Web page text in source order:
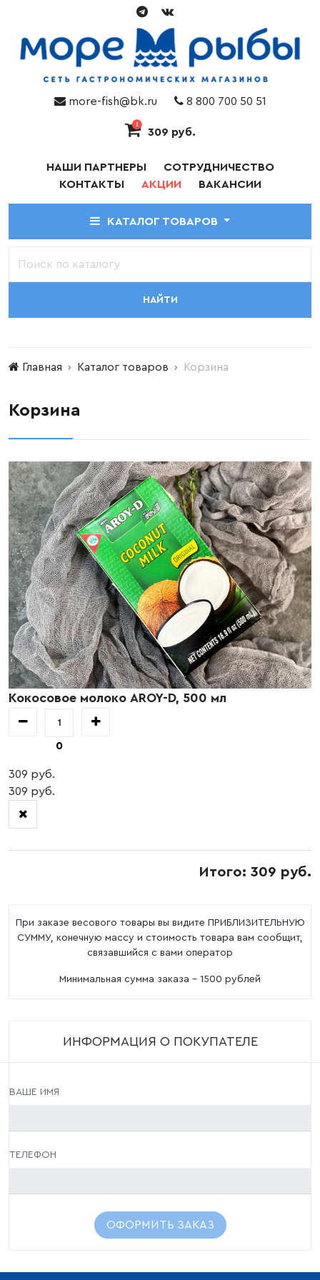
more-fish@bk.ru 8 800 700 50 51
1
309 руб.
НАШИ ПАРТНЕРЫ
СОТРУДНИЧЕСТВО
КОНТАКТЫ
АКЦИИ ВАКАНСИИ
КАТАЛОГ ТОВАРОВ
НАЙТИ
Главная Каталог товаров Корзина
Корзина
Кокосовое молоко AROY-D, 500 мл
0
309 руб.
309 руб.
Итого: 309 руб.
При заказе весового товары вы видите ПРИБЛИЗИТЕЛЬНУЮ
СУММУ, конечную массу и стоимость товара вам сообщит,
связавшийся с вами оператор
Минимальная сумма заказа - 1500 рублей
ИНФОРМАЦИЯ О ПОКУПАТЕЛЕ
ВАШЕ ИМЯ
ТЕЛЕФОН
ОФОРМИТЬ ЗАКАЗ